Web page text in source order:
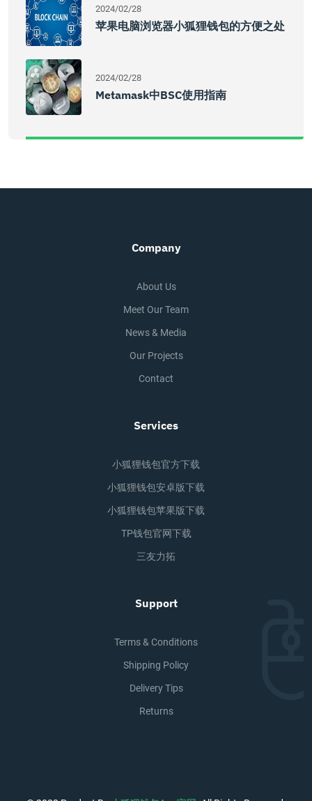
2024/02/28
苹果电脑浏览器小狐狸钱包的方便之处
2024/02/28
Metamask中BSC使用指南
Company
About Us
Meet Our Team
News & Media
Our Projects
Contact
Services
小狐狸钱包官方下载
小狐狸钱包安卓版下载
小狐狸钱包苹果版下载
TP钱包官网下载
三友力拓
Support
Terms & Conditions
Shipping Policy
Delivery Tips
Returns